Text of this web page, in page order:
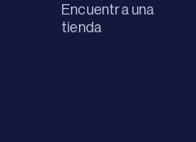
Encuentra una
tienda